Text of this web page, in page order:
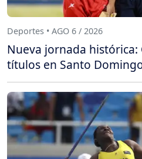
Deportes • AGO 6 / 2026
Nueva jornada histórica:
títulos en Santo